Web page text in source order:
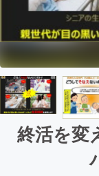
終活を変